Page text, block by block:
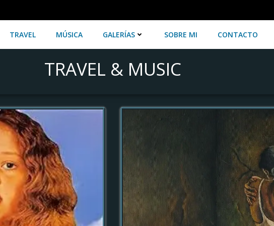
TRAVEL MÚSICA GALERÍAS SOBRE MI CONTACTO
TRAVEL & MUSIC